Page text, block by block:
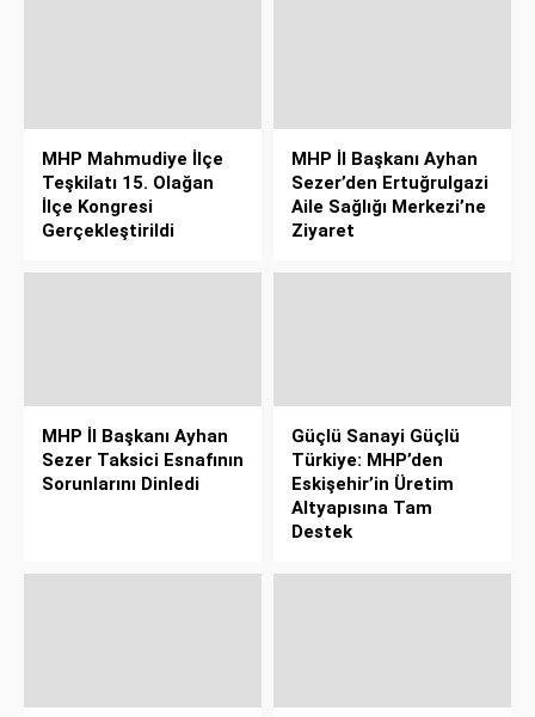
MHP Mahmudiye İlçe
Teşkilatı 15. Olağan
İlçe Kongresi
Gerçekleştirildi
MHP İl Başkanı Ayhan
Sezer’den Ertuğrulgazi
Aile Sağlığı Merkezi’ne
Ziyaret
MHP İl Başkanı Ayhan
Sezer Taksici Esnafının
Sorunlarını Dinledi
Güçlü Sanayi Güçlü
Türkiye: MHP’den
Eskişehir’in Üretim
Altyapısına Tam
Destek